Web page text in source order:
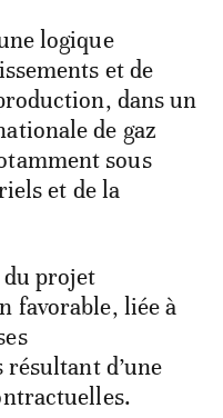
logique
et de
dans un
de gaz
sous
et de la
projet
favorable, liée à
d’une